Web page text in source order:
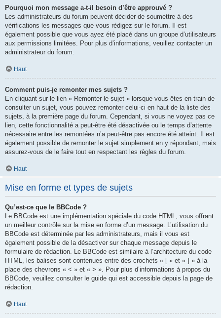
Pourquoi mon message a-t-il besoin d’être approuvé ?
Les administrateurs du forum peuvent décider de soumettre à des
vérifications les messages que vous rédigez sur le forum. Il est
également possible que vous ayez été placé dans un groupe d’utilisateurs
aux permissions limitées. Pour plus d’informations, veuillez contacter un
administrateur du forum.
Haut
Comment puis-je remonter mes sujets ?
En cliquant sur le lien « Remonter le sujet » lorsque vous êtes en train de
consulter un sujet, vous pouvez remonter celui-ci en haut de la liste des
sujets, à la première page du forum. Cependant, si vous ne voyez pas ce
lien, cette fonctionnalité a peut-être été désactivée ou le temps d’attente
nécessaire entre les remontées n’a peut-être pas encore été atteint. Il est
également possible de remonter le sujet simplement en y répondant, mais
assurez-vous de le faire tout en respectant les règles du forum.
Haut
Mise en forme et types de sujets
Qu’est-ce que le BBCode ?
Le BBCode est une implémentation spéciale du code HTML, vous offrant
un meilleur contrôle sur la mise en forme d’un message. L’utilisation du
BBCode est déterminée par les administrateurs, mais il vous est
également possible de la désactiver sur chaque message depuis le
formulaire de rédaction. Le BBCode est similaire à l’architecture du code
HTML, les balises sont contenues entre des crochets « [ » et « ] » à la
place des chevrons « < » et « > ». Pour plus d’informations à propos du
BBCode, veuillez consulter le guide qui est accessible depuis la page de
rédaction.
Haut